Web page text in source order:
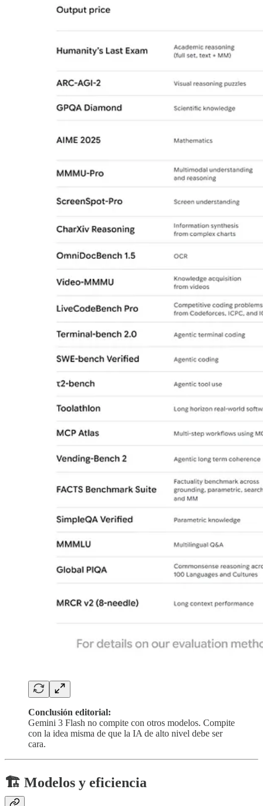
Conclusión editorial:
Gemini 3 Flash no compite con otros modelos. Compite
con la idea misma de que la IA de alto nivel debe ser
cara.
🏗️ Modelos y eficiencia